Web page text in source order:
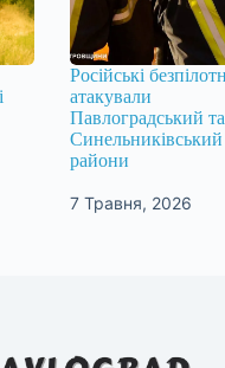
Російські
атакували
Павлоградський та
Синельниківський
райони
7 Травня, 2026